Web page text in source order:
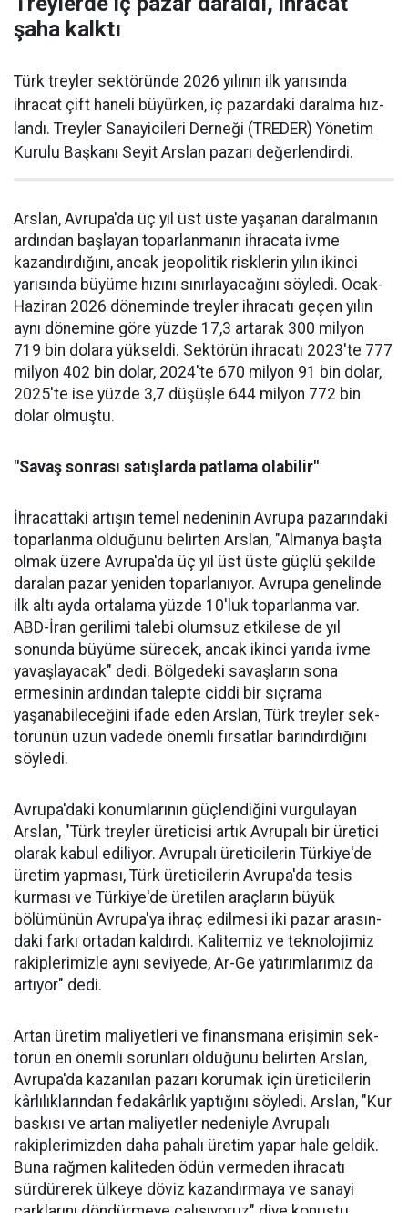
şaha kalktı
Türk treyler sektöründe 2026 yılının ilk yarısın­da
ihracat çift haneli bü­yürken, iç pazardaki daralma hız­
landı. Treyler Sanayicileri Der­neği (TREDER) Yönetim
Kurulu Başkanı Seyit Arslan pazarı değerlendirdi.
Arslan, Avrupa'da üç yıl üst üste yaşanan daralma­nın
ardından başlayan toparlan­manın ihracata ivme
kazandır­dığını, ancak jeopolitik riskle­rin yılın ikinci
yarısında büyüme hızını sınırlayacağını söyledi. Ocak-
Haziran 2026 döneminde treyler ihracatı geçen yılın
aynı dönemine göre yüzde 17,3 artarak 300 milyon
719 bin dolara yüksel­di. Sektörün ihracatı 2023'te 777
milyon 402 bin dolar, 2024'te 670 milyon 91 bin dolar,
2025'te ise yüzde 3,7 düşüşle 644 milyon 772 bin
dolar olmuştu.
"Savaş sonrası satışlarda patlama olabilir"
İhracattaki artışın temel nede­ninin Avrupa pazarındaki
topar­lanma olduğunu belirten Arslan, "Almanya başta
olmak üzere Av­rupa'da üç yıl üst üste güçlü şe­kilde
daralan pazar yeniden to­parlanıyor. Avrupa genelinde
ilk altı ayda ortalama yüzde 10'luk toparlanma var.
ABD-İran geri­limi talebi olumsuz etkilese de yıl
sonunda büyüme sürecek, ancak ikinci yarıda ivme
yavaşlayacak" dedi. Bölgedeki savaşların sona
ermesinin ardından talepte ciddi bir sıçrama
yaşanabileceğini ifa­de eden Arslan, Türk treyler sek­
törünün uzun vadede önemli fır­satlar barındırdığını
söyledi.
Avrupa'daki konumlarının güçlendiğini vurgulayan
Arslan, "Türk treyler üreticisi artık Avru­palı bir üretici
ola­rak kabul ediliyor. Avrupalı üreticile­rin Türkiye'de
üre­tim yapması, Türk üreticilerin Avru­pa'da tesis
kurması ve Türkiye'de üreti­len araçların büyük
bölümünün Avru­pa'ya ihraç edilme­si iki pazar arasın­
daki farkı ortadan kaldırdı. Kalitemiz ve teknolojimiz
ra­kiplerimizle aynı seviyede, Ar-Ge ya­tırımlarımız da
ar­tıyor" dedi.
Artan üretim ma­liyetleri ve finans­mana erişimin sek­
törün en önemli sorunları oldu­ğunu belirten Arslan,
Avrupa'da kazanılan pazarı korumak için üreticilerin
kârlılıklarından fe­dakârlık yaptığını söyledi. Arslan, "Kur
baskısı ve artan maliyetler nedeniyle Avrupalı
rakiplerimiz­den daha pahalı üretim yapar ha­le geldik.
Buna rağmen kaliteden ödün vermeden ihracatı
sürdüre­rek ülkeye döviz kazandırmaya ve sanayi